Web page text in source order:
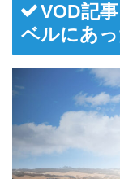
VOD記
ベルにあ